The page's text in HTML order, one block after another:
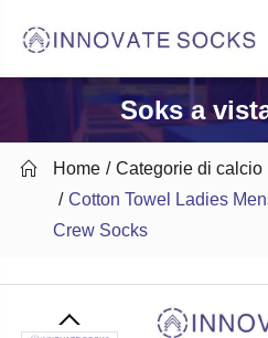
Soks a
 Home Categorie di calcio
Cotton Towel Ladies
Crew Socks